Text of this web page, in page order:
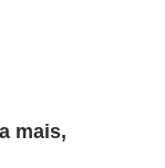
mais,